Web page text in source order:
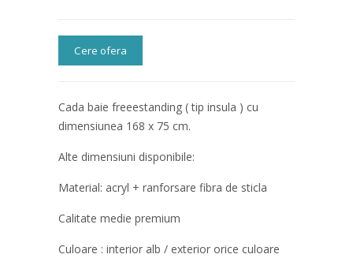
Cere ofera
Cada baie freeestanding ( tip insula ) cu
dimensiunea 168 x 75 cm.
Alte dimensiuni disponibile:
Material: acryl + ranforsare fibra de sticla
Calitate medie premium
Culoare : interior alb / exterior orice culoare